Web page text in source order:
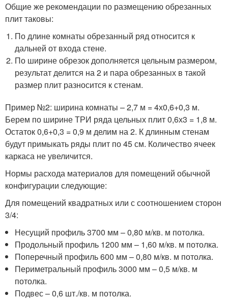
Общие же рекомендации по размещению обрезанных
плит таковы:
По длине комнаты обрезанный ряд относится к
дальней от входа стене.
По ширине обрезок дополняется цельным размером,
результат делится на 2 и пара обрезанных в такой
размер плит разносится к стенам.
Пример №2: ширина комнаты – 2,7 м = 4х0,6+0,3 м.
Берем по ширине ТРИ ряда цельных плит 0,6х3 = 1,8 м.
Остаток 0,6+0,3 = 0,9 м делим на 2. К длинным стенам
будут примыкать ряды плит по 45 см. Количество ячеек
каркаса не увеличится.
Нормы расхода материалов для помещений обычной
конфигурации следующие:
Для помещений квадратных или с соотношением сторон
3/4:
Несущий профиль 3700 мм – 0,80 м/кв. м потолка.
Продольный профиль 1200 мм – 1,60 м/кв. м потолка.
Поперечный профиль 600 мм – 0,80 м/кв. м потолка.
Периметральный профиль 3000 мм – 0,5 м/кв. м
потолка.
Подвес – 0,6 шт./кв. м потолка.